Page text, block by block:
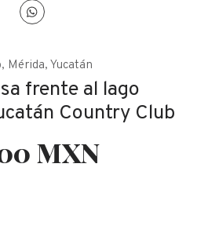
frente al lago
Country Club
, Mérida,Yucatán
MXN